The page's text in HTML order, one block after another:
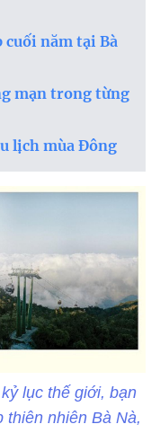
cuối năm tại Bà
mạn trong từng
lịch mùa Đông
lục thế giới, bạn
nhiên Bà Nà,